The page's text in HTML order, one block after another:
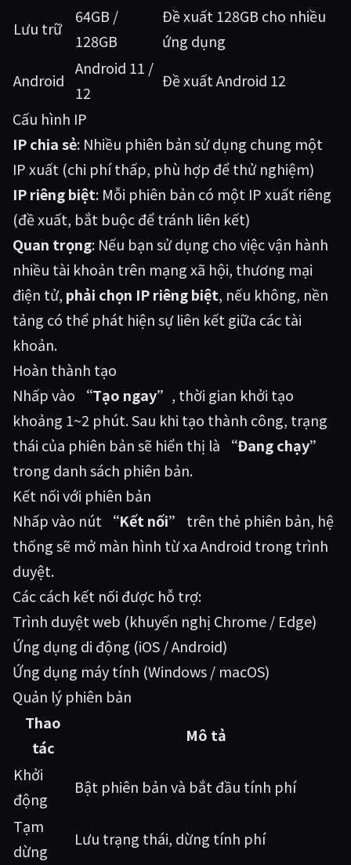
Lưu trữ
64GB /
128GB
Đề xuất 128GB cho nhiều
ứng dụng
Android
Android 11 /
12
Đề xuất Android 12
Cấu hình IP
IP chia sẻ: Nhiều phiên bản sử dụng chung một
IP xuất (chi phí thấp, phù hợp để thử nghiệm)
IP riêng biệt: Mỗi phiên bản có một IP xuất riêng
(đề xuất, bắt buộc để tránh liên kết)
Quan trọng: Nếu bạn sử dụng cho việc vận hành
nhiều tài khoản trên mạng xã hội, thương mại
điện tử, phải chọn IP riêng biệt, nếu không, nền
tảng có thể phát hiện sự liên kết giữa các tài
khoản.
Hoàn thành tạo
Nhấp vào
“Tạo ngay” , thời gian khởi tạo
khoảng 1~2 phút. Sau khi tạo thành công, trạng
thái của phiên bản sẽ hiển thị là
“Đang chạy”
trong danh sách phiên bản.
Kết nối với phiên bản
Nhấp vào nút
“Kết nối”
trên thẻ phiên bản, hệ
thống sẽ mở màn hình từ xa Android trong trình
duyệt.
Các cách kết nối được hỗ trợ:
Trình duyệt web (khuyến nghị Chrome / Edge)
Ứng dụng di động (iOS / Android)
Ứng dụng máy tính (Windows / macOS)
Quản lý phiên bản
Thao
tác
Mô tả
Khởi
động
Bật phiên bản và bắt đầu tính phí
Tạm
dừng
Lưu trạng thái, dừng tính phí